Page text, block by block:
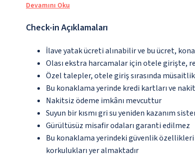
Devamını Oku
Check-in Açıklamaları
İlave yatak ücreti alınabilir ve bu ücret,
Olası ekstra harcamalar için otele girişte,
Özel talepler, otele giriş sırasında
Bu konaklama yerinde kredi kartları ve
Nakitsiz ödeme imkânı mevcuttur
Suyun bir kısmı gri su yeniden kazanım
Gürültüsüz misafir odaları garanti edilmez
Bu konaklama yerindeki güvenlik özellikleri
korkulukları yer almaktadır